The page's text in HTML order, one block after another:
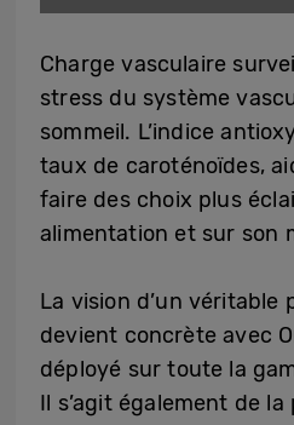
Charge vasculaire
stress du système
sommeil. L’indice
taux de caroténoïdes,
faire des choix plus
alimentation et sur son
La vision d’un
devient concrète avec
déployé sur toute la
Il s’agit également de